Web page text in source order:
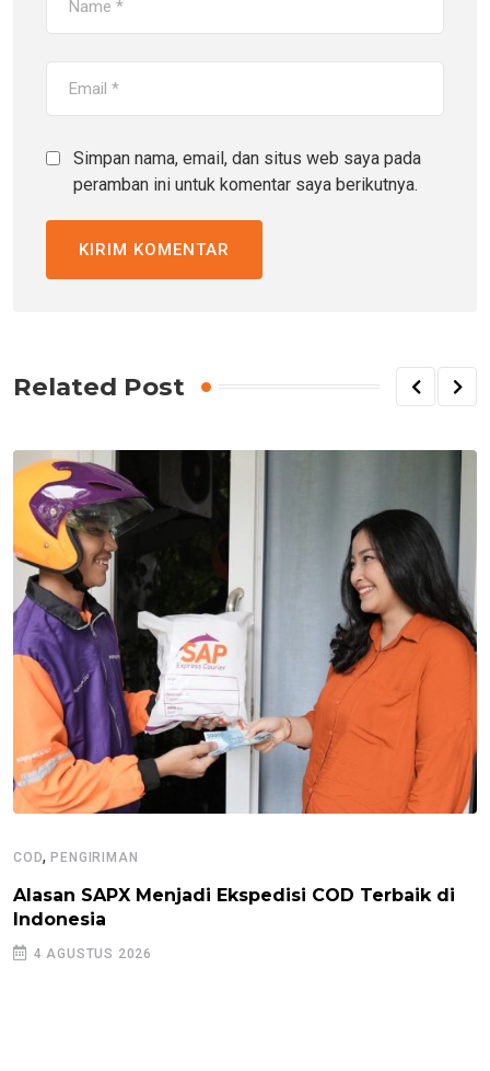
Simpan nama, email, dan situs web saya pada
peramban ini untuk komentar saya berikutnya.
Related Post
COD,PENGIRIMAN
Alasan SAPX Menjadi Ekspedisi COD Terbaik di
Indonesia
4 AGUSTUS 2026